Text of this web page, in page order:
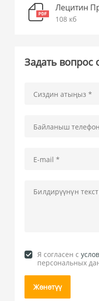
Лецитин
108 кб
Задать вопрос
Я согласен c
персональных
Жөнөтүү